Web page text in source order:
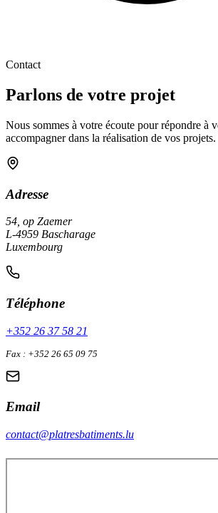
Contact
Parlons de votre projet
Nous sommes à votre écoute pour répondre à
accompagner dans la réalisation de vos projets.
Adresse
54, op Zaemer
L-4959 Bascharage
Luxembourg
Téléphone
+352 26 37 58 21
Fax : +352 26 65 09 75
Email
contact@platresbatiments.lu